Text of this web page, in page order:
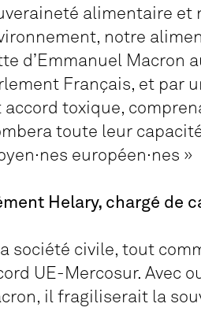
alimentaire et
notre
d’Emmanuel Macron
Français, et par
accord toxique,
toute leur
·nes européen·nes »
Helary, chargé de
société civile, tout
UE-Mercosur. Avec
il fragiliserait la